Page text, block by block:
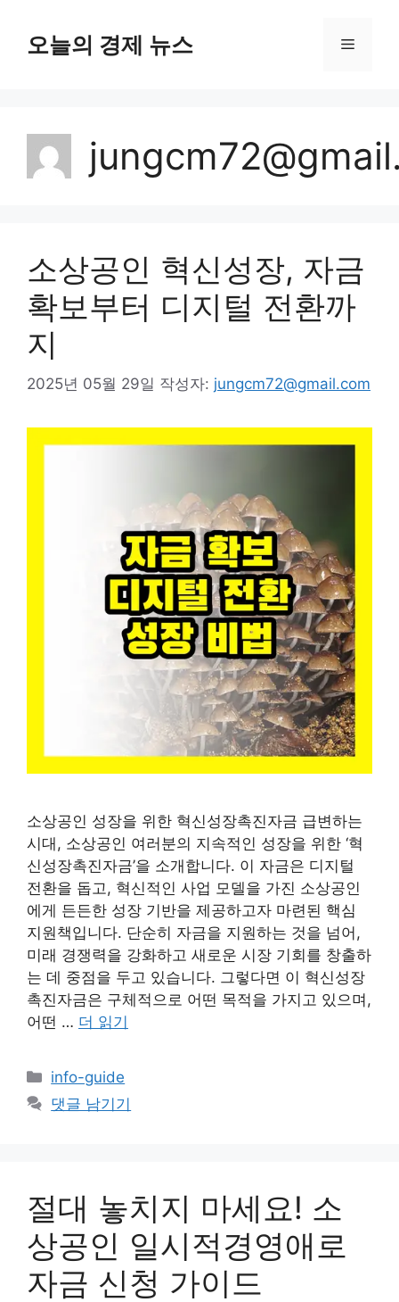
오늘의 경제 뉴스 메
소상공인 혁신성장, 자금
확보부터 디지털 전환까
지
2025년 05월 29일 작성자: jungcm72@gmail.com
소상공인 성장을 위한 혁신성장촉진자금 급변하는
시대, 소상공인 여러분의 지속적인 성장을 위한 ‘혁
신성장촉진자금’을 소개합니다. 이 자금은 디지털
전환을 돕고, 혁신적인 사업 모델을 가진 소상공인
에게 든든한 성장 기반을 제공하고자 마련된 핵심
지원책입니다. 단순히 자금을 지원하는 것을 넘어,
미래 경쟁력을 강화하고 새로운 시장 기회를 창출하
는 데 중점을 두고 있습니다. 그렇다면 이 혁신성장
촉진자금은 구체적으로 어떤 목적을 가지고 있으며,
어떤 … 더 읽기
카
테
고
info-guide
댓글 남기기
절대 놓치지 마세요! 소
상공인 일시적경영애로
자금 신청 가이드